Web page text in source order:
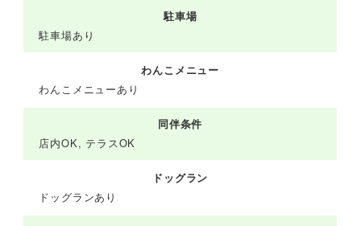
駐車場
駐車場あり
わんこメニュー
わんこメニューあり
同伴条件
店内OK, テラスOK
ドッグラン
ドッグランあり